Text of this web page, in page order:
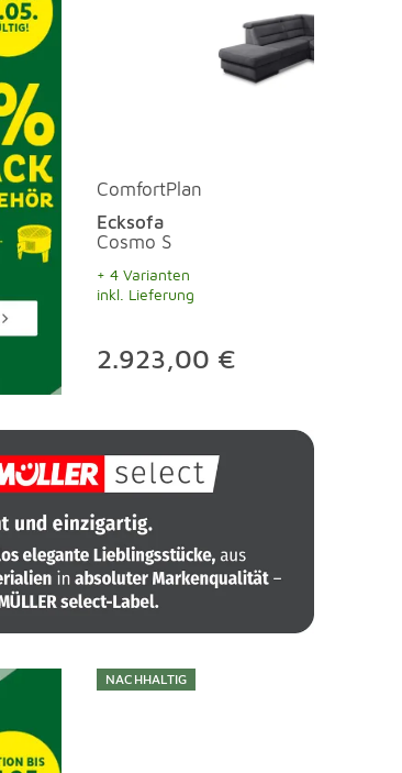
ComfortPlan
Ecksofa
Cosmo S
+ 4 Varianten
inkl. Lieferung
2.923,00 €
NACHHALTIG